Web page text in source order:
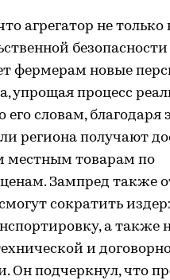
агрегатор не
безопасности
фермерам новые
упрощая процесс
словам, благодаря
региона получают
местным товарам по
Зампред также
сократить
а также
и
Он подчеркнул, что